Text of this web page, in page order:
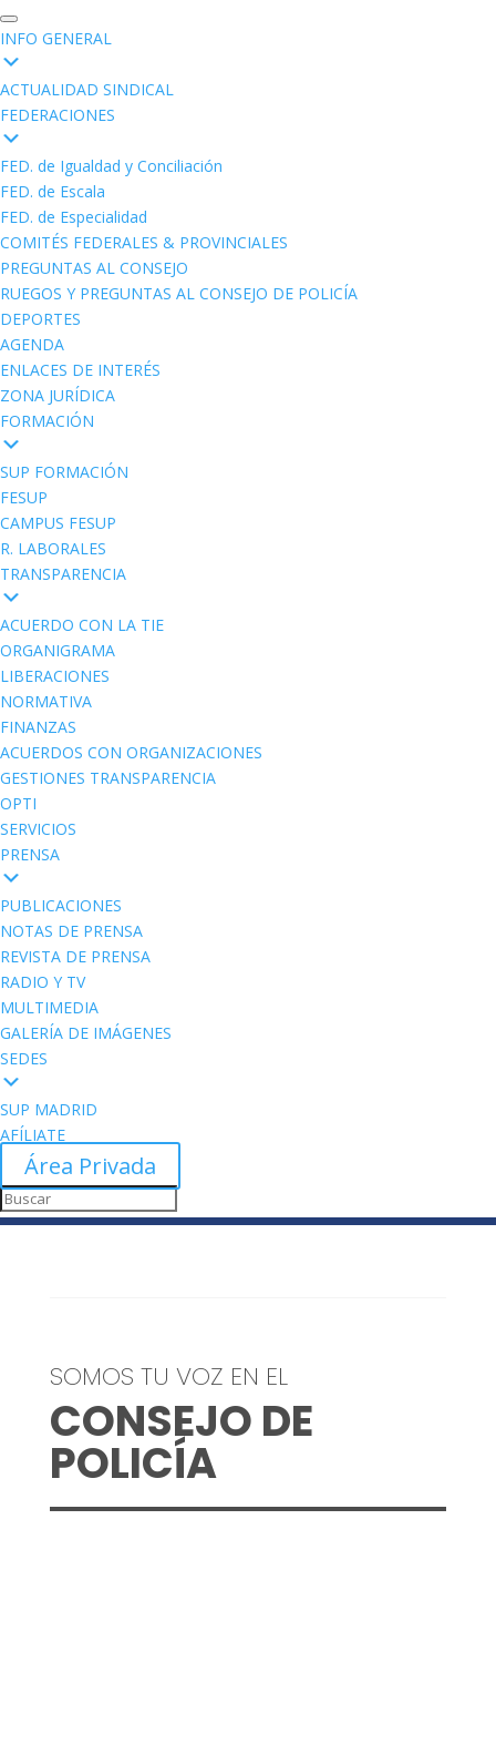
INFO GENERAL
ACTUALIDAD SINDICAL
FEDERACIONES
FED. de Igualdad y Conciliación
FED. de Escala
FED. de Especialidad
COMITÉS FEDERALES & PROVINCIALES
PREGUNTAS AL CONSEJO
RUEGOS Y PREGUNTAS AL CONSEJO DE POLICÍA
DEPORTES
AGENDA
ENLACES DE INTERÉS
ZONA JURÍDICA
FORMACIÓN
SUP FORMACIÓN
FESUP
CAMPUS FESUP
R. LABORALES
TRANSPARENCIA
ACUERDO CON LA TIE
ORGANIGRAMA
LIBERACIONES
NORMATIVA
FINANZAS
ACUERDOS CON ORGANIZACIONES
GESTIONES TRANSPARENCIA
OPTI
SERVICIOS
PRENSA
PUBLICACIONES
NOTAS DE PRENSA
REVISTA DE PRENSA
RADIO Y TV
MULTIMEDIA
GALERÍA DE IMÁGENES
SEDES
SUP MADRID
AFÍLIATE
Área Privada
SOMOS TU VOZ EN EL
CONSEJO DE
POLICÍA